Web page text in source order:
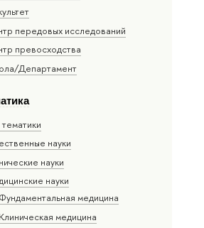
передовых исследований
превосходства
Департамент
тематики
науки
науки
науки
Фундаментальная медицина
Клиническая медицина